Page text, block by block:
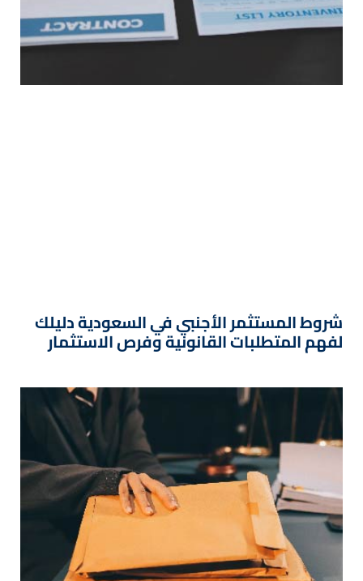
شروط المستثمر الأجنبي في السعودية دليلك
لفهم المتطلبات القانونية وفرص الاستثمار